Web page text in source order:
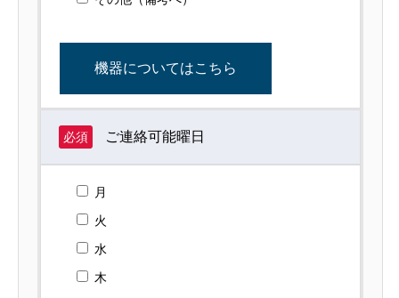
機器についてはこちら
必須 ご連絡可能曜日
月
火
水
木